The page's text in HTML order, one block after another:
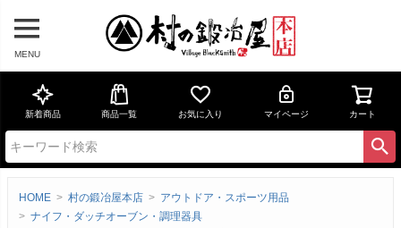
MENU
新着商品 商品一覧 お気に入り マイページ カート
HOME 村の鍛冶屋本店
アウトドア・スポーツ用品
ナイフ・ダッチオーブン・調理器具